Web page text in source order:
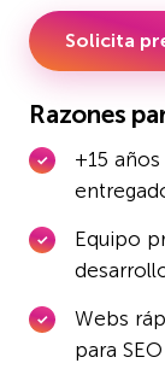
Solicita
Razones
+15
Equipo
Webs
para